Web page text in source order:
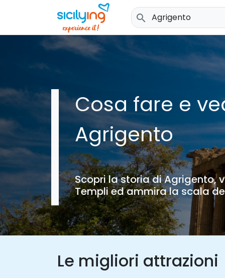
search
Cosa fare e
Agrigento
Scopri la storia di Agrigento,
Templi ed ammira la scala
Le migliori attrazioni